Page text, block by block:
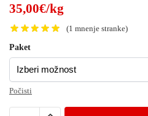
35,00€/kg
(1 mnenje stranke)
Paket
Počisti